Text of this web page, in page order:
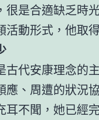
很是合適缺乏時
活動形式，他取
古代安康理念的
應、周遭的狀況
耳不聞，她已經